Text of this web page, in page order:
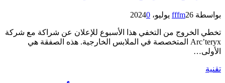
بواسطة fffm26 يوليو، 2024 0
تخطي الخروج من التخفي هذا الأسبوع للإعلان عن شراكة مع شركة
Arc’teryx المتخصصة في الملابس الخارجية. هذه الصفقة هي
الأولى…
تقنية